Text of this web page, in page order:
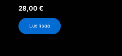
28,00€
Lue lisää